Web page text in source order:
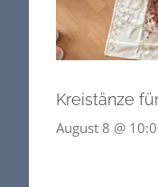
Kreistänze
August 8 @